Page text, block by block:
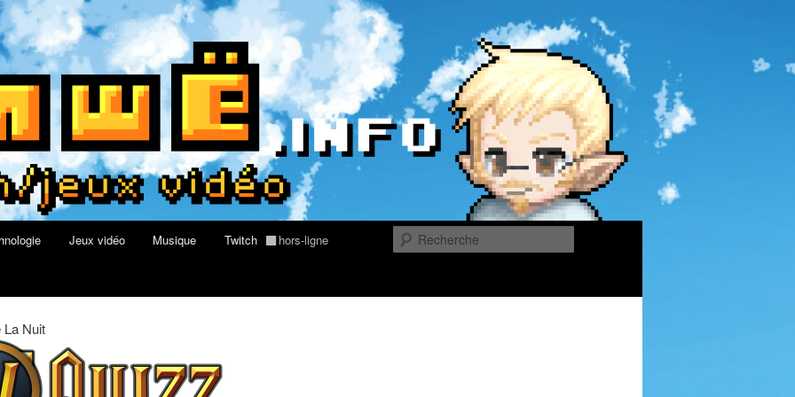
geek, tech et jeux vidéo
au Quizz World of Warcraft
Jeux vidéo Musique Twitch hors-ligne
La Nuit